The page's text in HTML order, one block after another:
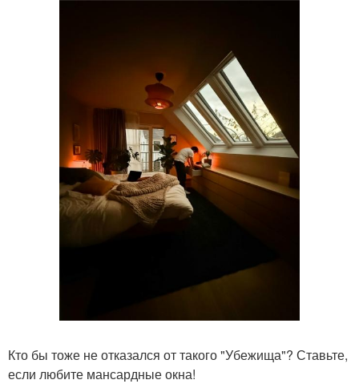
Кто бы тоже не отказался от такого "Убежища"? Ставьте,
если любите мансардные окна!